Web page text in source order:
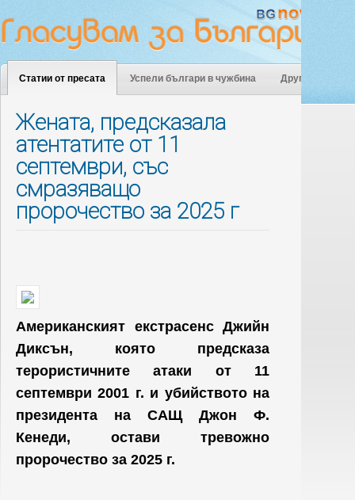
Статии от пресата Успели българи в чужбина Други
Жената, предсказала
атентатите от 11
септември, със
смразяващо
пророчество за 2025 г
Американският екстрасенс Джийн
Диксън, която предсказа
терористичните атаки от 11
септември 2001 г. и убийството на
президента на САЩ Джон Ф.
Кенеди, остави тревожно
пророчество за 2025 г.